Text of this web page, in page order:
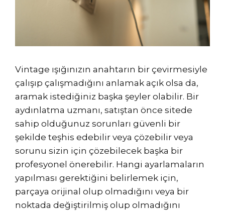
Vintage ışığınızın anahtarın bir çevirmesiyle
çalışıp çalışmadığını anlamak açık olsa da,
aramak istediğiniz başka şeyler olabilir. Bir
aydınlatma uzmanı, satıştan önce sitede
sahip olduğunuz sorunları güvenli bir
şekilde teşhis edebilir veya çözebilir veya
sorunu sizin için çözebilecek başka bir
profesyonel önerebilir. Hangi ayarlamaların
yapılması gerektiğini belirlemek için,
parçaya orijinal olup olmadığını veya bir
noktada değiştirilmiş olup olmadığını